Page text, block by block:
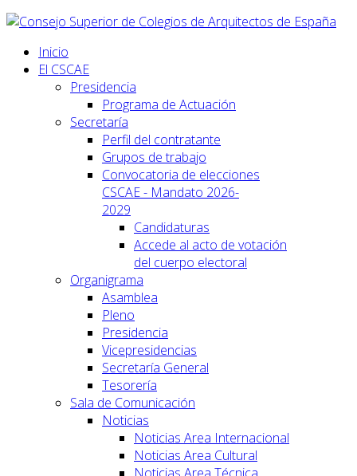
Inicio
El CSCAE
Presidencia
Programa de Actuación
Secretaría
Perfil del contratante
Grupos de trabajo
Convocatoria de elecciones
CSCAE - Mandato 2026-
2029
Candidaturas
Accede al acto de votación
del cuerpo electoral
Organigrama
Asamblea
Pleno
Presidencia
Vicepresidencias
Secretaría General
Tesorería
Sala de Comunicación
Noticias
Noticias Area Internacional
Noticias Area Cultural